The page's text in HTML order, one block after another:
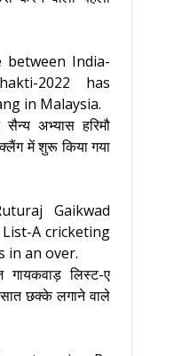
between India-
2022 has
in Malaysia.
अभ्यास हरिमौ
में शुरू किया गया
Gaikwad
A cricketing
in an over.
गायकवाड़ लिस्ट-ए
छक्के लगाने वाले